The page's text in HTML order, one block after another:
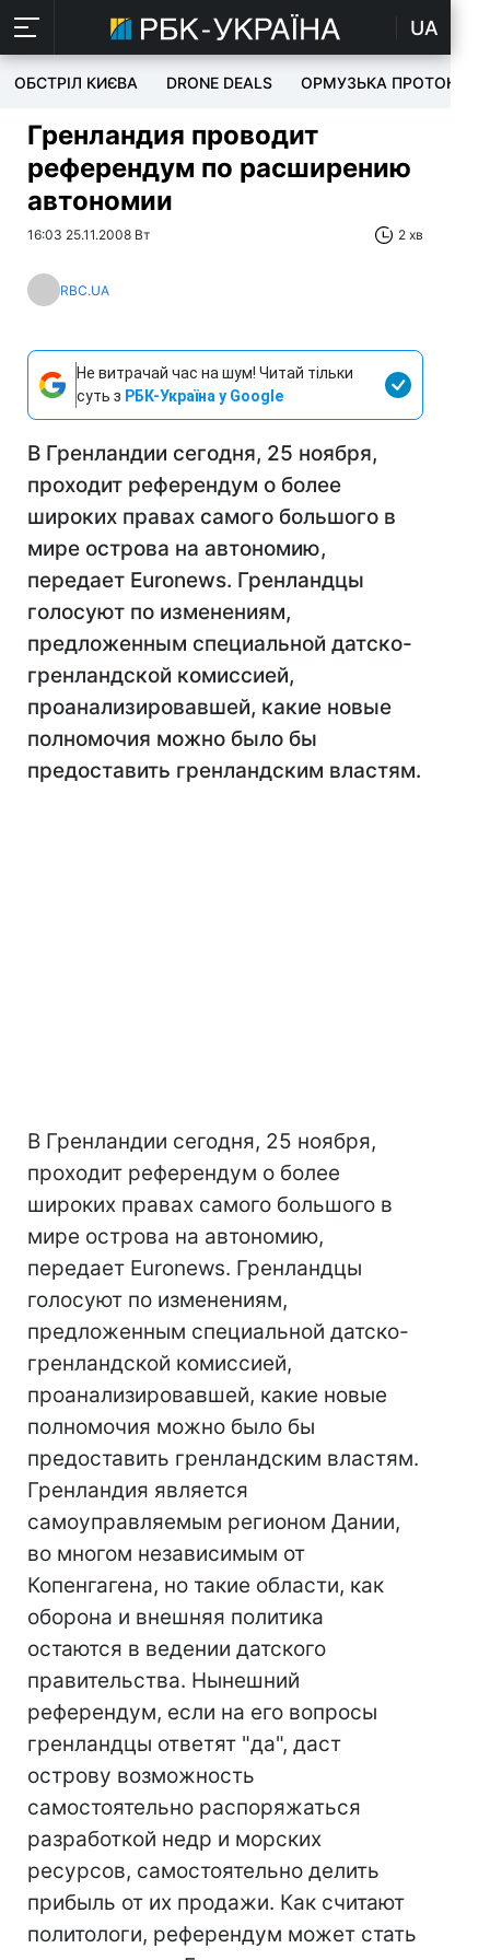
UA
ОБСТРІЛ КИЄВА DRONE DEALS ОРМУЗЬКА ПРОТОКА
Гренландия проводит
референдум по расширению
автономии
16:03 25.11.2008 Вт 2 хв
RBC.UA
Не витрачай час на шум! Читай тільки
суть з РБК-Україна у Google
В Гренландии сегодня, 25 ноября,
проходит референдум о более
широких правах самого большого в
мире острова на автономию,
передает Euronews. Гренландцы
голосуют по изменениям,
предложенным специальной датско-
гренландской комиссией,
проанализировавшей, какие новые
полномочия можно было бы
предоставить гренландским властям.
В Гренландии сегодня, 25 ноября,
проходит референдум о более
широких правах самого большого в
мире острова на автономию,
передает Euronews. Гренландцы
голосуют по изменениям,
предложенным специальной датско-
гренландской комиссией,
проанализировавшей, какие новые
полномочия можно было бы
предоставить гренландским властям.
Гренландия является
самоуправляемым регионом Дании,
во многом независимым от
Копенгагена, но такие области, как
оборона и внешняя политика
остаются в ведении датского
правительства. Нынешний
референдум, если на его вопросы
гренландцы ответят "да", даст
острову возможность
самостоятельно распоряжаться
разработкой недр и морских
ресурсов, самостоятельно делить
прибыль от их продажи. Как считают
политологи, референдум может стать